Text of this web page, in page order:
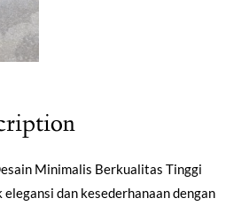
Minimalis Berkualitas Tinggi
elegansi dan kesederhanaan dengan